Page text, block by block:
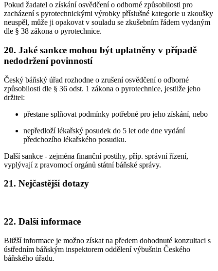
Pokud žadatel o získání osvědčení o odborné způsobilosti pro
zacházení s pyrotechnickými výrobky příslušné kategorie u zkoušky
neuspěl, může ji opakovat v souladu se zkušebním řádem vydaným
dle § 38 zákona o pyrotechnice.
20. Jaké sankce mohou být uplatněny v případě
nedodržení povinností
Český báňský úřad rozhodne o zrušení osvědčení o odborné
způsobilosti dle § 36 odst. 1 zákona o pyrotechnice, jestliže jeho
držitel:
přestane splňovat podmínky potřebné pro jeho získání, nebo
nepředloží lékařský posudek do 5 let ode dne vydání
předchozího lékařského posudku.
Další sankce - zejména finanční postihy, příp. správní řízení,
vyplývají z pravomocí orgánů státní báňské správy.
21. Nejčastější dotazy
22. Další informace
Bližší informace je možno získat na předem dohodnuté konzultaci s
ústředním báňským inspektorem oddělení výbušnin Českého
báňského úřadu.